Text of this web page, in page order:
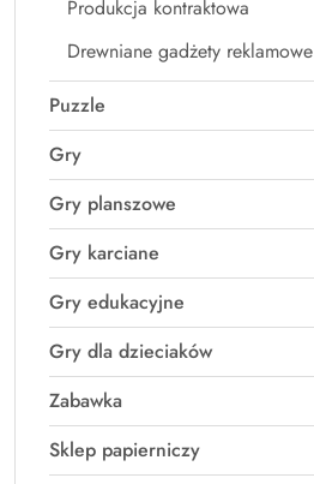
Produkcja kontraktowa
Drewniane gadżety reklamowe
Puzzle
Gry
Gry planszowe
Gry karciane
Gry edukacyjne
Gry dla dzieciaków
Zabawka
Sklep papierniczy